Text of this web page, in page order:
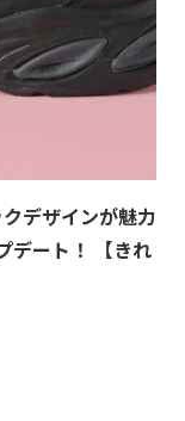
デザインが魅力
デート！ 【きれ